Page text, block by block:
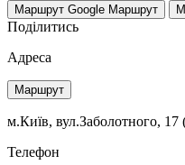
Маршрут Google Маршрут
Поділитись
Адреса
Маршрут
м.Київ, вул.Заболотного,
Телефон